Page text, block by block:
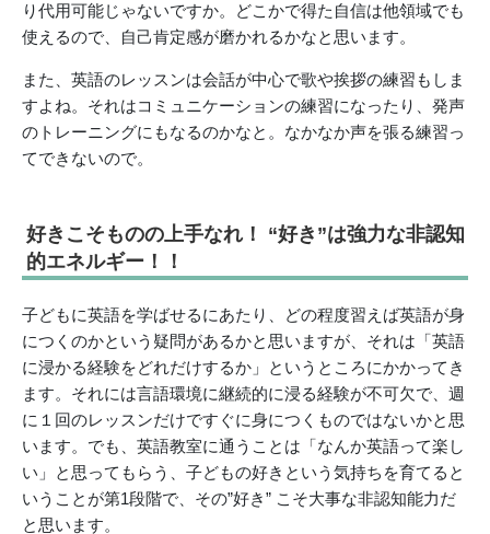
り代用可能じゃないですか。どこかで得た自信は他領域でも
使えるので、自己肯定感が磨かれるかなと思います。
また、英語のレッスンは会話が中心で歌や挨拶の練習もしま
すよね。それはコミュニケーションの練習になったり、発声
のトレーニングにもなるのかなと。なかなか声を張る練習っ
てできないので。
好きこそものの上手なれ！ “好き”は強力な非認知
的エネルギー！！
子どもに英語を学ばせるにあたり、どの程度習えば英語が身
につくのかという疑問があるかと思いますが、それは「英語
に浸かる経験をどれだけするか」というところにかかってき
ます。それには言語環境に継続的に浸る経験が不可欠で、週
に１回のレッスンだけですぐに身につくものではないかと思
います。でも、英語教室に通うことは「なんか英語って楽し
い」と思ってもらう、子どもの好きという気持ちを育てると
いうことが第1段階で、その”好き” こそ大事な非認知能力だ
と思います。